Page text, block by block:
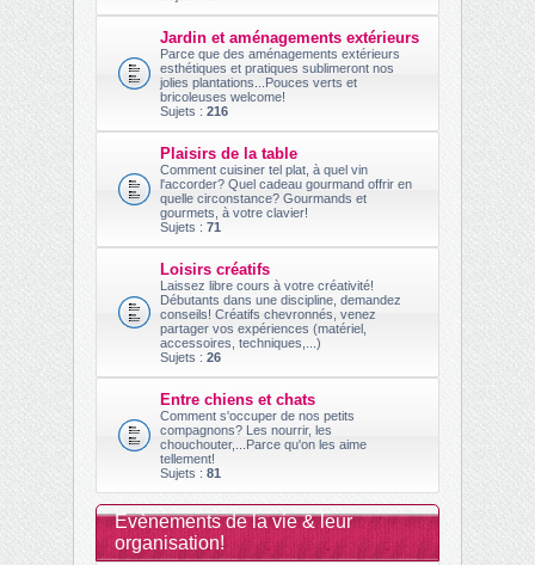
Jardin et aménagements extérieurs
Parce que des aménagements extérieurs
esthétiques et pratiques sublimeront nos
jolies plantations...Pouces verts et
bricoleuses welcome!
Sujets : 216
Plaisirs de la table
Comment cuisiner tel plat, à quel vin
l'accorder? Quel cadeau gourmand offrir en
quelle circonstance? Gourmands et
gourmets, à votre clavier!
Sujets : 71
Loisirs créatifs
Laissez libre cours à votre créativité!
Débutants dans une discipline, demandez
conseils! Créatifs chevronnés, venez
partager vos expériences (matériel,
accessoires, techniques,...)
Sujets : 26
Entre chiens et chats
Comment s'occuper de nos petits
compagnons? Les nourrir, les
chouchouter,...Parce qu'on les aime
tellement!
Sujets : 81
Evènements de la vie & leur
organisation!